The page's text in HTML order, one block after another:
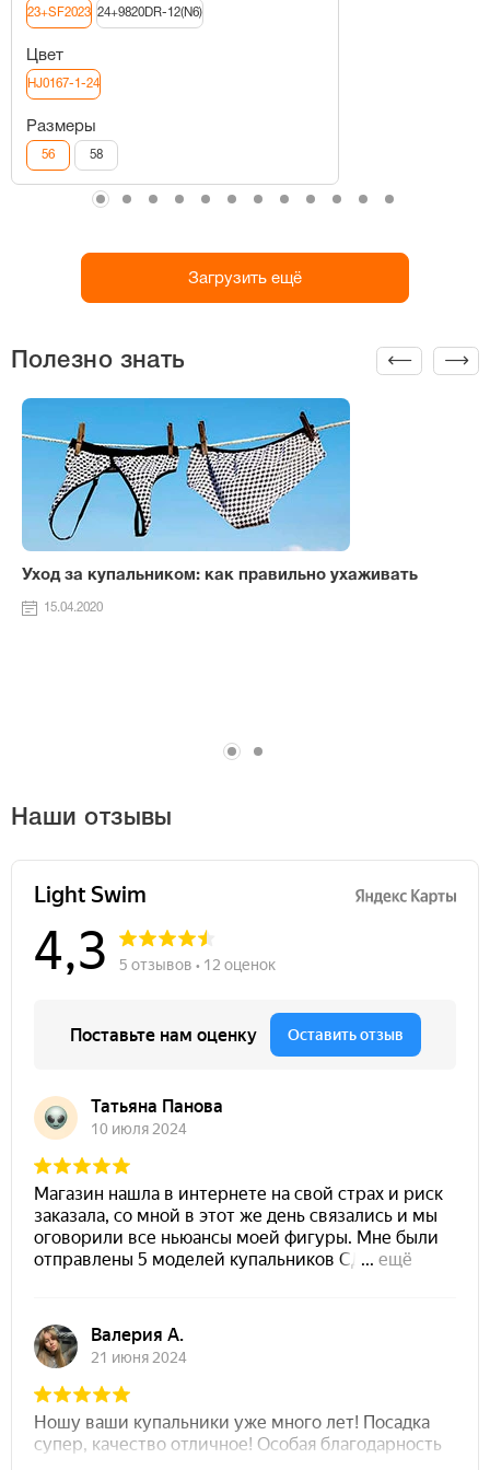
23+SF2023 24+9820DR-12(N6)
Цвет
HJ0167-1-24
Размеры
56 58
Загрузить ещё
Полезно знать
Уход за купальником: как правильно ухаживать
15.04.2020
Наши отзывы